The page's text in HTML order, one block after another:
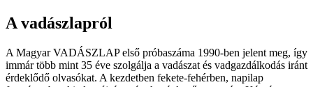
A vadászlapról
A Magyar VADÁSZLAP első próbaszáma 1990-ben jelent meg, így
immár több mint 35 éve szolgálja a vadászat és vadgazdálkodás iránt
érdeklődő olvasókat. A kezdetben fekete-fehérben, napilap